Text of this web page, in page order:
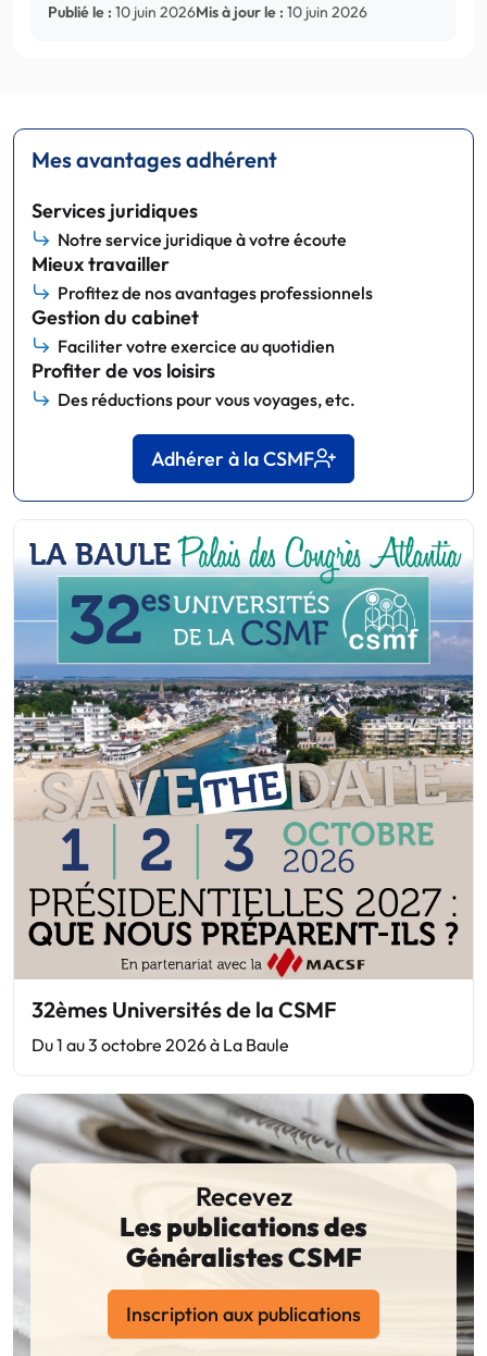
Publié le : 10 juin 2026Mis à jour le : 10 juin 2026
Mes avantages adhérent
Services juridiques
Notre service juridique à votre écoute
Mieux travailler
Profitez de nos avantages professionnels
Gestion du cabinet
Faciliter votre exercice au quotidien
Profiter de vos loisirs
Des réductions pour vous voyages, etc.
Adhérer à la CSMF
32èmes Universités de la CSMF
Du 1 au 3 octobre 2026 à La Baule
Recevez
Les publications des
Généralistes CSMF
Inscription aux publications